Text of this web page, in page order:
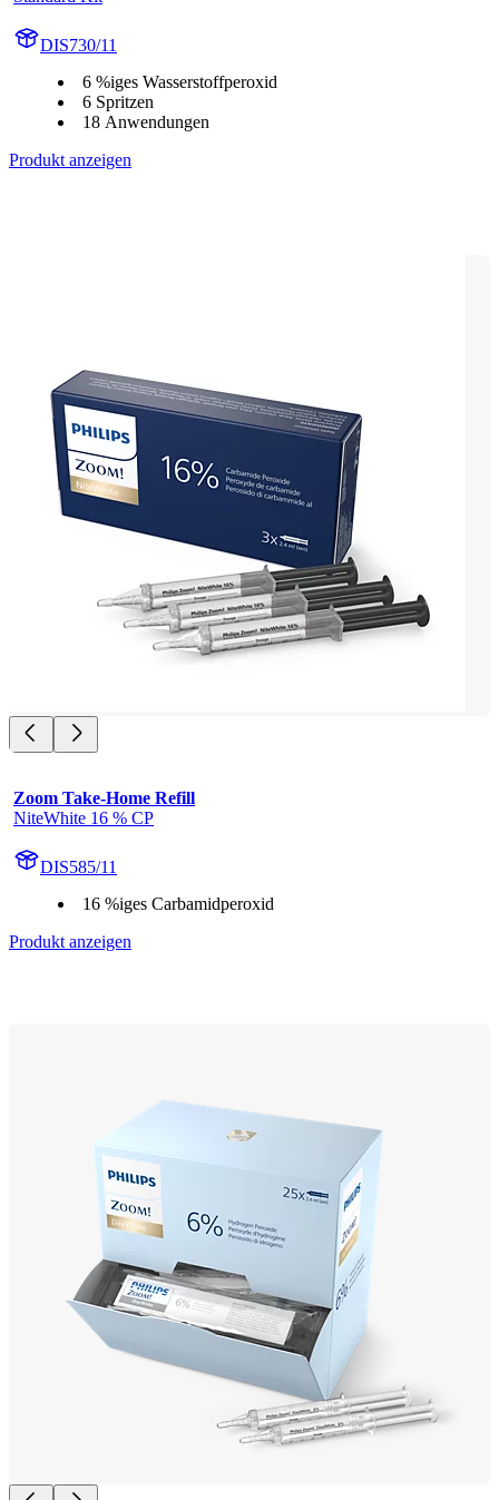
DIS730/11
6 %iges Wasserstoffperoxid
6 Spritzen
18 Anwendungen
Produkt anzeigen
Zoom Take-Home Refill
NiteWhite 16 % CP
DIS585/11
16 %iges Carbamidperoxid
Produkt anzeigen